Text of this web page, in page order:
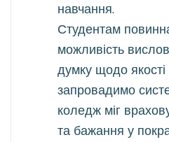
навчання.
Студентам
можливість
думку щодо якості
запровадимо
коледж міг
та бажання у